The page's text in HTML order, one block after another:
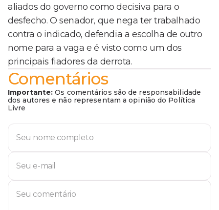
aliados do governo como decisiva para o
desfecho. O senador, que nega ter trabalhado
contra o indicado, defendia a escolha de outro
nome para a vaga e é visto como um dos
principais fiadores da derrota.
Comentários
Importante: Os comentários são de responsabilidade
dos autores e não representam a opinião do Política
Livre